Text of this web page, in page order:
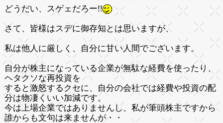
どうだい、スゲェだろー!!
さて、皆様はスデに御存知とは思いますが、
私は他人に厳しく、自分に甘い人間でございます。
自分が株主になっている企業が無駄な経費を使ったり、
ヘタクソな再投資を
すると激怒するクセに、自分の会社では経費や投資の配
分は物凄くいい加減です。
今は上場企業ではありませんし、私が筆頭株主ですから
誰からも文句は来ませんが・・